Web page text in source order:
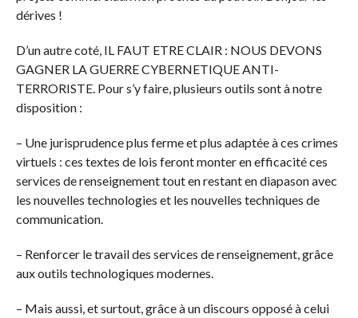
dérives !
D’un autre coté, IL FAUT ETRE CLAIR : NOUS DEVONS
GAGNER LA GUERRE CYBERNETIQUE ANTI-
TERRORISTE. Pour s’y faire, plusieurs outils sont à notre
disposition :
– Une jurisprudence plus ferme et plus adaptée à ces crimes
virtuels : ces textes de lois feront monter en efficacité ces
services de renseignement tout en restant en diapason avec
les nouvelles technologies et les nouvelles techniques de
communication.
– Renforcer le travail des services de renseignement, grâce
aux outils technologiques modernes.
– Mais aussi, et surtout, grâce à un discours opposé à celui